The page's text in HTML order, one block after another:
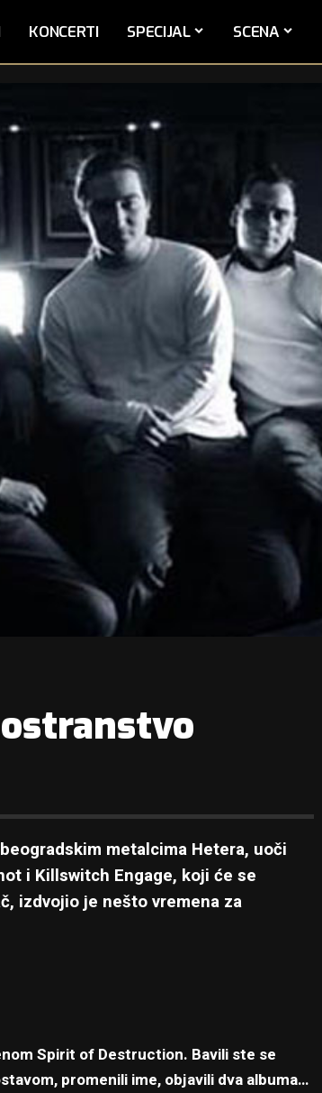
KONCERTI SPECIJAL SCENA
metalcima Hetera, uoči
i Killswitch Engage, koji će se
izdvojio je nešto vremena za
Spirit of Destruction. Bavili ste se
promenili ime, objavili dva albuma…